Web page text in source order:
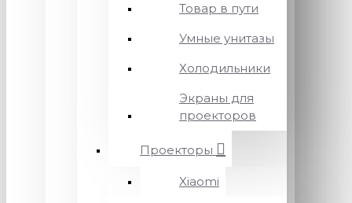
Товар в пути
Умные унитазы
Холодильники
Экраны для
проекторов
Проекторы
Xiaomi